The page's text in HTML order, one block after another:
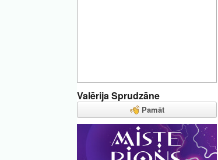
Valērija Sprudzāne
Pamāt